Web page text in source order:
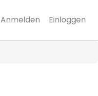
Anmelden Einloggen